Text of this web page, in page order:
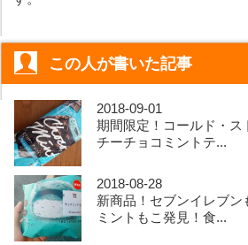
この人が書いた記事
2018-09-01
期間限定！コールド・ス
チーチョコミントテ...
2018-08-28
新商品！セブンイレブン
ミントもこ発見！食...